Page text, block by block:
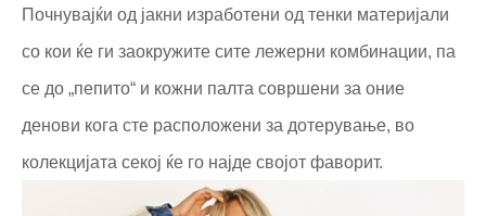
Почнувајќи од јакни изработени од тенки материјали
со кои ќе ги заокружите сите лежерни комбинации, па
се до „пепито“ и кожни палта совршени за оние
денови кога сте расположени за дотерување, во
колекцијата секој ќе го најде својот фаворит.